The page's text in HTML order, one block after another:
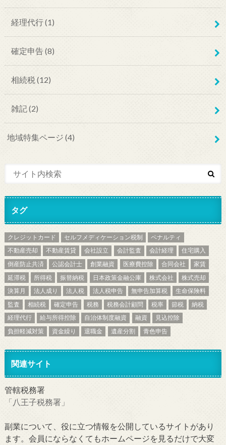
経理代行(1)
確定申告(8)
相続税(12)
雑記(2)
地域特集ページ (4)
タグ
クレジットカード セルフメディケーション税制
ペナルティ
不動産売却
不動産賃貸 会社設立 会計監査 会計経理
住宅購入
倒産防止共済
公認会計士 創業融資 医療費控除 合同会社
家賃
延滞税
所得税 振替納税 日本政策金融公庫 株式会社
株式売却
決算月
法人成り 法人税 法人税申告 無申告加算税
生命保険料
監査
相続税 確定申告 税務 税務会計顧問 税率 節税
納税
経理代行
給与所得控除 自治体制度融資 融資
見込控除
負担軽減対策
資金繰り 退職金 遺産分割 青色申告
関連サイト
管轄税務署
「八王子税務署」
副業について、役に立つ情報を公開しているサイトがあり
ます。会員にならなくてもホームページを見るだけで大変